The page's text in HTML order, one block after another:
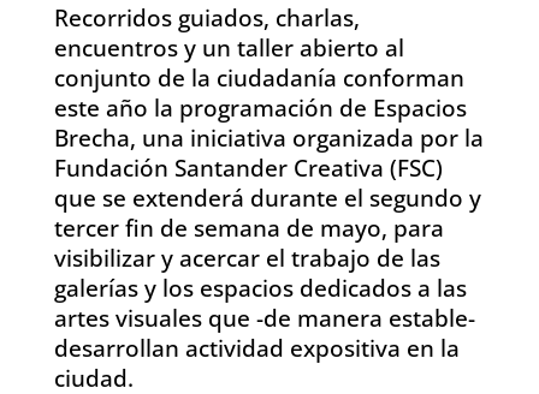
Recorridos guiados, charlas,
encuentros y un taller abierto al
conjunto de la ciudadanía conforman
este año la programación de Espacios
Brecha, una iniciativa organizada por la
Fundación Santander Creativa (FSC)
que se extenderá durante el segundo y
tercer fin de semana de mayo, para
visibilizar y acercar el trabajo de las
galerías y los espacios dedicados a las
artes visuales que -de manera estable-
desarrollan actividad expositiva en la
ciudad.